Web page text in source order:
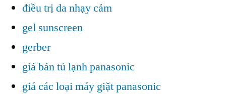
điều trị da nhạy cảm
gel sunscreen
gerber
giá bán tủ lạnh panasonic
giá các loại máy giặt panasonic